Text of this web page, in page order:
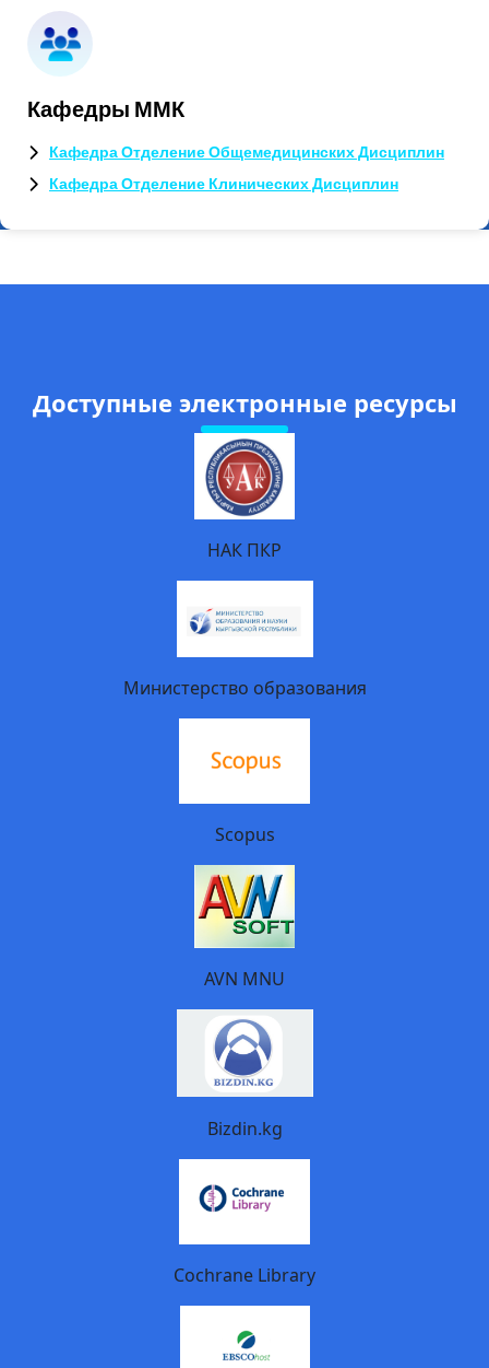
Кафедры ММК
Кафедра Отделение Общемедицинских Дисциплин
Кафедра Отделение Клинических Дисциплин
Доступные электронные ресурсы
НАК ПКР
Министерство образования
Scopus
AVN MNU
Bizdin.kg
Cochrane Library